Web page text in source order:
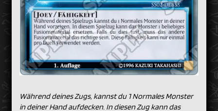
Während deines Zugs, kannst du 1 Normales Monster
in deiner Hand aufdecken. In diesen Zug kann das